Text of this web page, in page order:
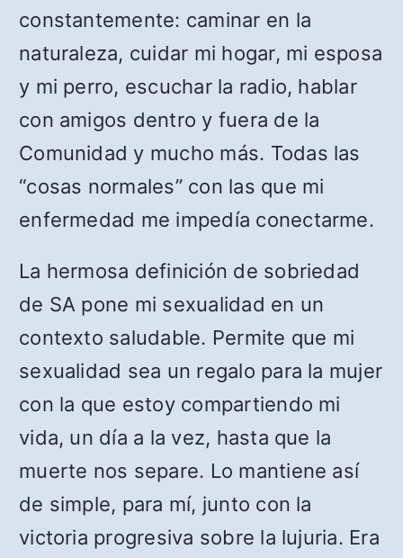
constantemente: caminar en la
naturaleza, cuidar mi hogar, mi esposa
y mi perro, escuchar la radio, hablar
con amigos dentro y fuera de la
Comunidad y mucho más. Todas las
“cosas normales” con las que mi
enfermedad me impedía conectarme.
La hermosa definición de sobriedad
de SA pone mi sexualidad en un
contexto saludable. Permite que mi
sexualidad sea un regalo para la mujer
con la que estoy compartiendo mi
vida, un día a la vez, hasta que la
muerte nos separe. Lo mantiene así
de simple, para mí, junto con la
victoria progresiva sobre la lujuria. Era